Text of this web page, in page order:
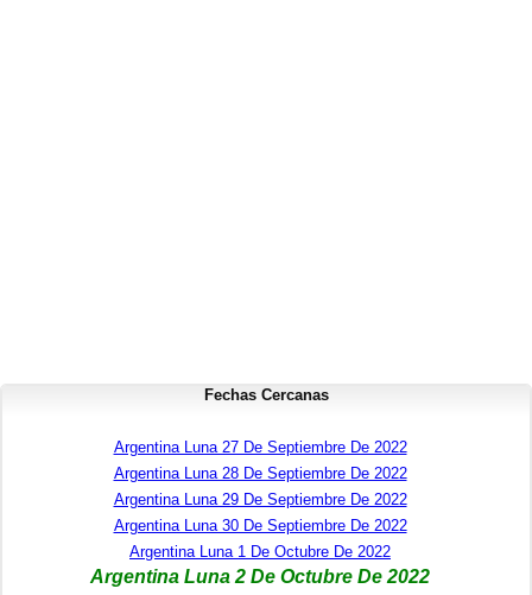
Fechas Cercanas
Argentina Luna 27 De Septiembre De 2022
Argentina Luna 28 De Septiembre De 2022
Argentina Luna 29 De Septiembre De 2022
Argentina Luna 30 De Septiembre De 2022
Argentina Luna 1 De Octubre De 2022
Argentina Luna 2 De Octubre De 2022